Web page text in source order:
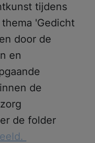
tijdens
'Gedicht
door de
en
de
de folder